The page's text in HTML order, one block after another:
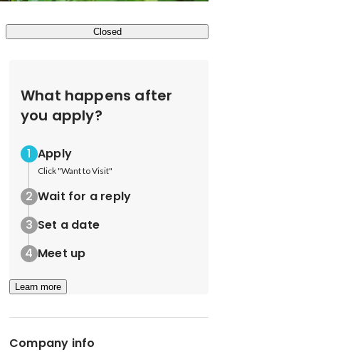
Closed
What happens after
you apply?
Apply
Click "Want to Visit"
Wait for a reply
Set a date
Meet up
Learn more
Company info